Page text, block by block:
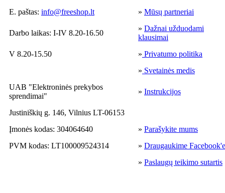
E. paštas: info@freeshop.lt » Mūsų partneriai
Darbo laikas: I-IV 8.20-16.50
» Dažnai užduodami
klausimai
V 8.20-15.50
» Privatumo politika
» Svetainės medis
UAB "Elektroninės prekybos
sprendimai"
» Instrukcijos
Justiniškių g. 146, Vilnius LT-06153
Įmonės kodas: 304064640
» Parašykite mums
PVM kodas: LT100009524314
» Draugaukime Facebook'e
» Paslaugų teikimo sutartis